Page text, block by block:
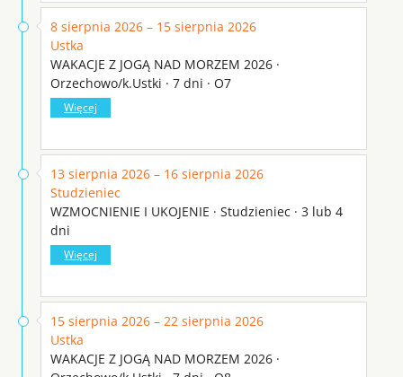
8 sierpnia 2026 – 15 sierpnia 2026
Ustka
WAKACJE Z JOGĄ NAD MORZEM 2026 ·
Orzechowo/k.Ustki · 7 dni · O7
Więcej
13 sierpnia 2026 – 16 sierpnia 2026
Studzieniec
WZMOCNIENIE I UKOJENIE · Studzieniec · 3 lub 4
dni
Więcej
15 sierpnia 2026 – 22 sierpnia 2026
Ustka
WAKACJE Z JOGĄ NAD MORZEM 2026 ·